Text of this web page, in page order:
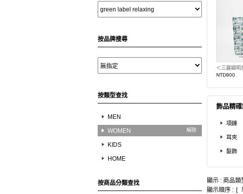
按品牌搜尋
按類型查找
MEN
WOMEN
解除
KIDS
HOME
按商品分類查找
NTD900
飾品精
項鍊
耳夾
髮飾
顯示 : 商品類
顯示順序 : [